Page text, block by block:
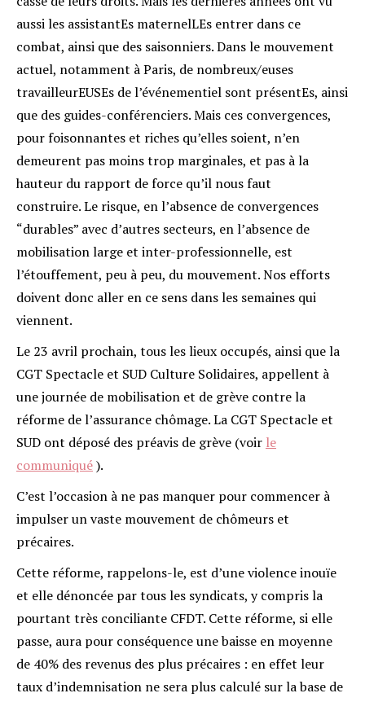
aussi les assistantEs maternelLEs entrer dans ce
combat, ainsi que des saisonniers. Dans le mouvement
actuel, notamment à Paris, de nombreux/euses
travailleurEUSEs de l’événementiel sont présentEs, ainsi
que des guides-conférenciers. Mais ces convergences,
pour foisonnantes et riches qu’elles soient, n’en
demeurent pas moins trop marginales, et pas à la
hauteur du rapport de force qu’il nous faut
construire. Le risque, en l’absence de convergences
“durables” avec d’autres secteurs, en l’absence de
mobilisation large et inter-professionnelle, est
l’étouffement, peu à peu, du mouvement. Nos efforts
doivent donc aller en ce sens dans les semaines qui
viennent.
Le 23 avril prochain, tous les lieux occupés, ainsi que la
CGT Spectacle et SUD Culture Solidaires, appellent à
une journée de mobilisation et de grève contre la
réforme de l’assurance chômage. La CGT Spectacle et
SUD ont déposé des préavis de grève (voir le
communiqué).
C’est l’occasion à ne pas manquer pour commencer à
impulser un vaste mouvement de chômeurs et
précaires.
Cette réforme, rappelons-le, est d’une violence inouïe
et elle dénoncée par tous les syndicats, y compris la
pourtant très conciliante CFDT. Cette réforme, si elle
passe, aura pour conséquence une baisse en moyenne
de 40% des revenus des plus précaires : en effet leur
taux d’indemnisation ne sera plus calculé sur la base de